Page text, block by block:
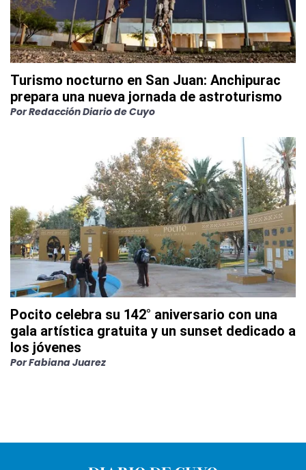
Turismo nocturno en San Juan: Anchipurac
prepara una nueva jornada de astroturismo
PorRedacción Diario de Cuyo
Pocito celebra su 142° aniversario con una
gala artística gratuita y un sunset dedicado a
los jóvenes
PorFabiana Juarez